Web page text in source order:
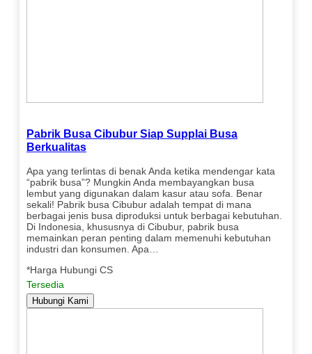
Pabrik Busa Cibubur Siap Supplai Busa
Berkualitas
Apa yang terlintas di benak Anda ketika mendengar kata
“pabrik busa”? Mungkin Anda membayangkan busa
lembut yang digunakan dalam kasur atau sofa. Benar
sekali! Pabrik busa Cibubur adalah tempat di mana
berbagai jenis busa diproduksi untuk berbagai kebutuhan.
Di Indonesia, khususnya di Cibubur, pabrik busa
memainkan peran penting dalam memenuhi kebutuhan
industri dan konsumen. Apa…
*Harga Hubungi CS
Tersedia
Hubungi Kami